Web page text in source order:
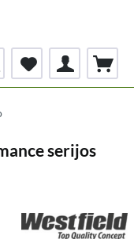
serijos